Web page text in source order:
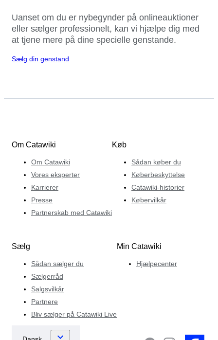
Uanset om du er nybegynder på onlineauktioner
eller sælger professionelt, kan vi hjælpe dig med
at tjene mere på dine specielle genstande.
Sælg din genstand
Om Catawiki
Om Catawiki
Vores eksperter
Karrierer
Presse
Partnerskab med Catawiki
Køb
Sådan køber du
Køberbeskyttelse
Catawiki-historier
Købervilkår
Sælg
Sådan sælger du
Sælgerråd
Salgsvilkår
Partnere
Bliv sælger på Catawiki Live
Min Catawiki
Hjælpecenter